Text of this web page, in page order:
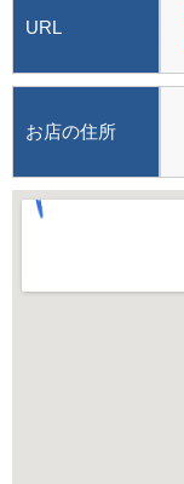
URL
お店の住所